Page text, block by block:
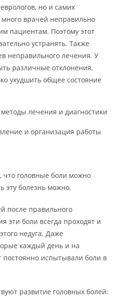
но и самих
врачей неправильно
пациентам. Поэтому этот
устранять. Также
неправильного лечения. У
различные отклонения,
ухудшить общее состояние
лечения и диагностики
и организация работы
головные боли можно
эту болезнь можно.
после правильного
эти боли всегда проходят и
недуга. Даже
каждый день и на
постоянно испытывали боли в
развитие головных болей: